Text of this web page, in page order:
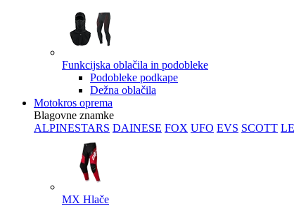
Funkcijska oblačila in podobleke
Podobleke podkape
Dežna oblačila
Motokros oprema
Blagovne znamke
ALPINESTARS DAINESE FOX UFO EVS SCOTT
MX Hlače